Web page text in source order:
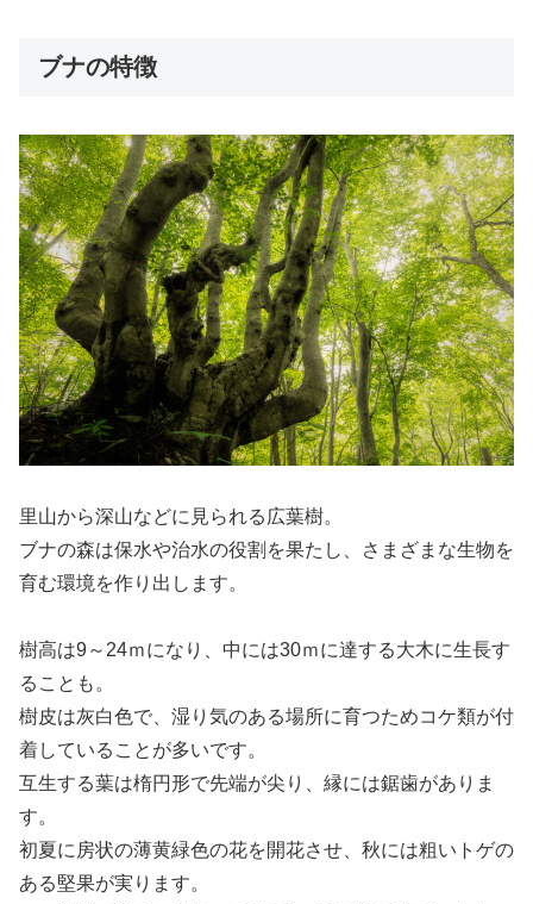
ブナの特徴
里山から深山などに見られる広葉樹。
ブナの森は保水や治水の役割を果たし、さまざまな生物を
育む環境を作り出します。
樹高は9～24ｍになり、中には30ｍに達する大木に生長す
ることも。
樹皮は灰白色で、湿り気のある場所に育つためコケ類が付
着していることが多いです。
互生する葉は楕円形で先端が尖り、縁には鋸歯がありま
す。
初夏に房状の薄黄緑色の花を開花させ、秋には粗いトゲの
ある堅果が実ります。